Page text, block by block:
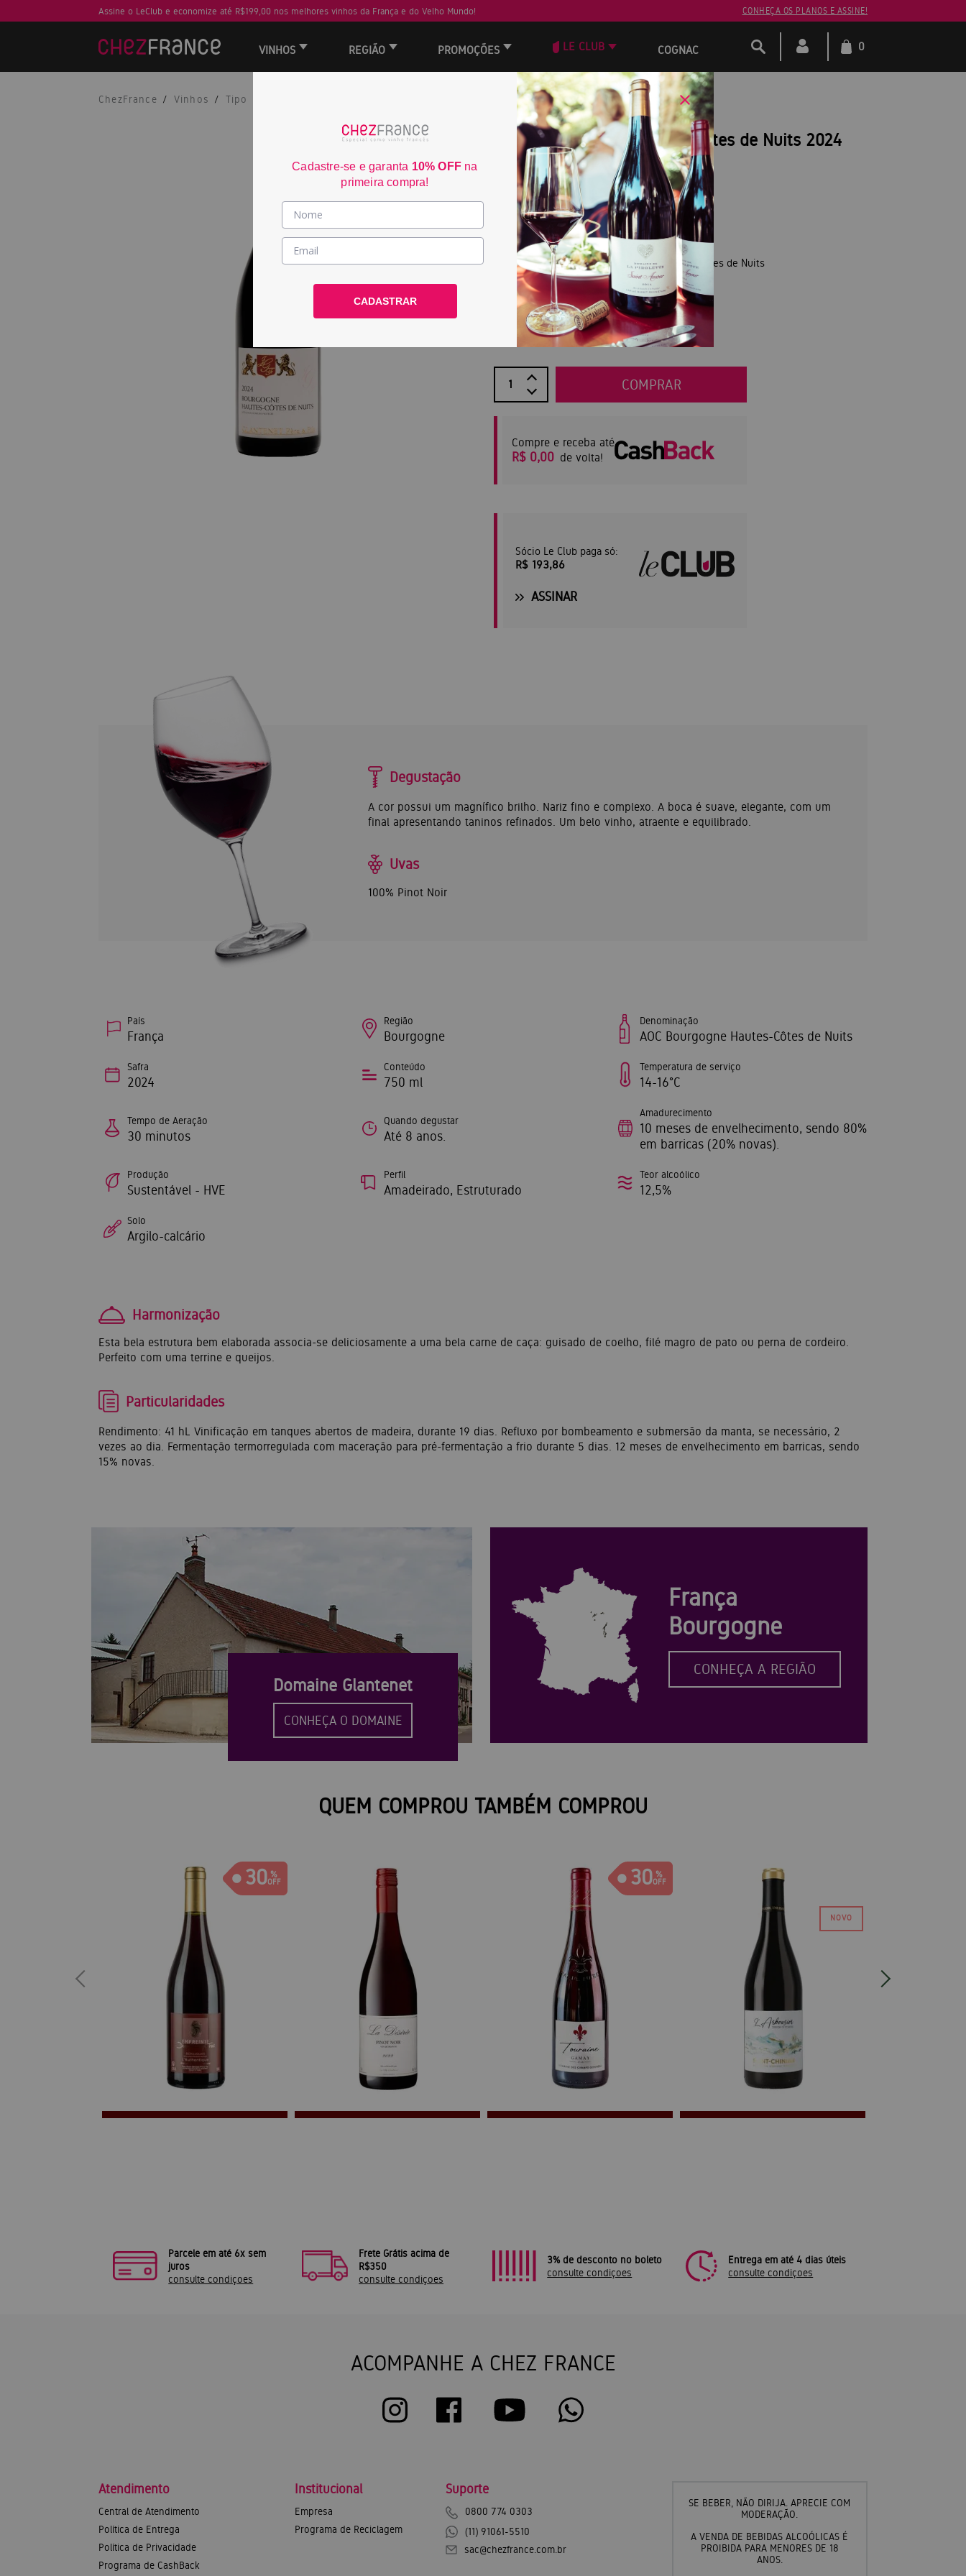
Assine o LeClub e economize até R$199,00 nos melhores vinhos da França e do Velho Mundo! CONHEÇA OS PLANOS E ASSINE!
VINHOS REGIÃO PROMOÇÕES LE CLUB COGNAC 0
ChezFrance Vinhos Tipo
Domaine Glantenet Hautes Côtes de Nuits 2024
2362
País: França
Região: Bourgogne
Denominação: AOC Bourgogne Hautes-Côtes de Nuits
R$ 359,00 (40% OFF)
R$ 215,40
COMPRAR
Compre e receba até
R$ 0,00 de volta!
Sócio Le Club paga só:
R$ 193,86
ASSINAR
Degustação
A cor possui um magnífico brilho. Nariz fino e complexo. A boca é suave, elegante, com um
final apresentando taninos refinados. Um belo vinho, atraente e equilibrado.
Uvas
100% Pinot Noir
País
França
Região
Bourgogne
Denominação
AOC Bourgogne Hautes-Côtes de Nuits
Safra
2024
Conteúdo
750 ml
Temperatura de serviço
14-16°C
Tempo de Aeração
30 minutos
Quando degustar
Até 8 anos.
Amadurecimento
10 meses de envelhecimento, sendo 80%
em barricas (20% novas).
Produção
Sustentável - HVE
Perfil
Amadeirado, Estruturado
Teor alcoólico
12,5%
Solo
Argilo-calcário
Harmonização
Esta bela estrutura bem elaborada associa-se deliciosamente a uma bela carne de caça: guisado de coelho, filé magro de pato ou perna de cordeiro.
Perfeito com uma terrine e queijos.
Particularidades
Rendimento: 41 hL Vinificação em tanques abertos de madeira, durante 19 dias. Refluxo por bombeamento e submersão da manta, se necessário, 2
vezes ao dia. Fermentação termorregulada com maceração para pré-fermentação a frio durante 5 dias. 12 meses de envelhecimento em barricas, sendo
15% novas.
Domaine Glantenet
CONHEÇA O DOMAINE
França
Bourgogne
CONHEÇA A REGIÃO
QUEM COMPROU TAMBÉM COMPROU
30 30
Parcele em até 6x sem
juros
consulte condiçoes
Frete Grátis acima de
R$350
consulte condiçoes
3% de desconto no boleto
consulte condiçoes
Entrega em até 4 dias úteis
consulte condiçoes
ACOMPANHE A CHEZ FRANCE
Atendimento
Central de Atendimento
Política de Entrega
Política de Privacidade
Programa de CashBack
Institucional
Empresa
Programa de Reciclagem
Suporte
0800 774 0303
(11) 91061-5510
sac@chezfrance.com.br
SE BEBER, NÃO DIRIJA. APRECIE COM
MODERAÇÃO.
A VENDA DE BEBIDAS ALCOÓLICAS É
PROIBIDA PARA MENORES DE 18
ANOS.
Cadastre-se e garanta 10% OFF na
primeira compra!
CADASTRAR